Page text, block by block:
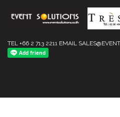
TEL +66 2 713 2211 EMAIL